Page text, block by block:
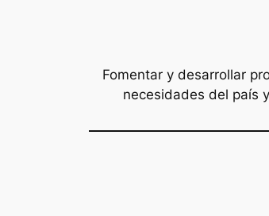
Fomentar y desarrollar
necesidades del país